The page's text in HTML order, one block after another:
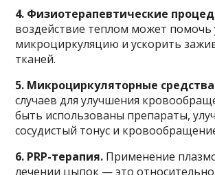
4. Физиотерапевтические
воздействие теплом может помочь
микроциркуляцию и ускорить
тканей.
5. Микроциркуляторные
случаев для улучшения
быть использованы препараты,
сосудистый тонус и
6. PRP-терапия. Применение
лечении цыпок — это